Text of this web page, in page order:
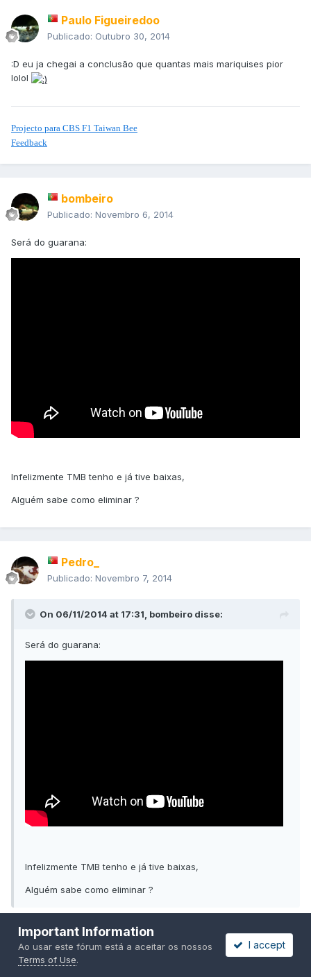
Paulo Figueiredoo
Publicado: Outubro 30, 2014
:D eu ja chegai a conclusão que quantas mais mariquises pior
lolol
Projecto para CBS F1 Taiwan Bee
Feedback
bombeiro
Publicado: Novembro 6, 2014
Será do guarana:
Infelizmente TMB tenho e já tive baixas,
Alguém sabe como eliminar ?
Pedro_
Publicado: Novembro 7, 2014
On 06/11/2014 at 17:31, bombeiro disse:
Será do guarana:
Infelizmente TMB tenho e já tive baixas,
Alguém sabe como eliminar ?
Honestamente não me parecem planarias nem nematodos. Se
forem Oligochaetas não são responsáveis pelas tuas baixas.
Important Information
Ao usar este fórum está a aceitar os nossos
Terms of Use.
I accept